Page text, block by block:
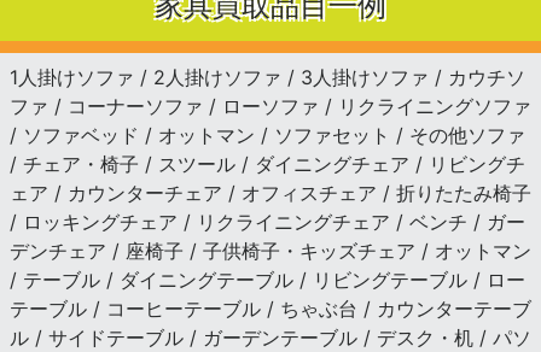
1人掛けソファ / 2人掛けソファ / 3人掛けソファ / カウチソ
ファ / コーナーソファ / ローソファ / リクライニングソファ
/ ソファベッド / オットマン / ソファセット / その他ソファ
/ チェア・椅子 / スツール / ダイニングチェア / リビングチ
ェア / カウンターチェア / オフィスチェア / 折りたたみ椅子
/ ロッキングチェア / リクライニングチェア / ベンチ / ガー
デンチェア / 座椅子 / 子供椅子・キッズチェア / オットマン
/ テーブル / ダイニングテーブル / リビングテーブル / ロー
テーブル / コーヒーテーブル / ちゃぶ台 / カウンターテーブ
ル / サイドテーブル / ガーデンテーブル / デスク・机 / パソ